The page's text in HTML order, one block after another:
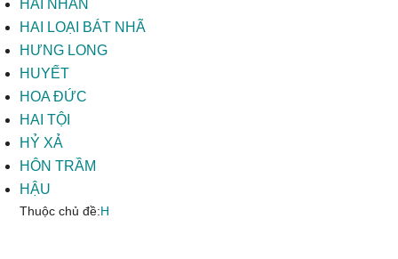
HAI NHÂN
HAI LOẠI BÁT NHÃ
HƯNG LONG
HUYẾT
HOA ĐỨC
HAI TỘI
HỶ XẢ
HÔN TRẦM
HẬU
Thuộc chủ đề:H